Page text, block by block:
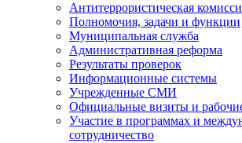
Антитеррористическая
Полномочия, задачи и функции
Муниципальная служба
Административная реформа
Результаты проверок
Информационные системы
Учрежденные СМИ
Официальные визиты и
Участие в программах и
сотрудничество